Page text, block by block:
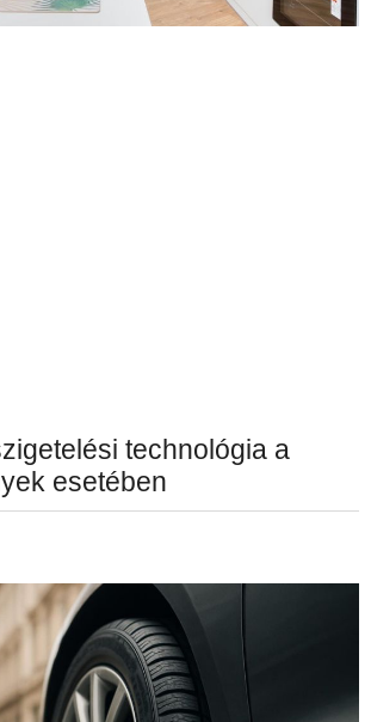
technológia a
esetében